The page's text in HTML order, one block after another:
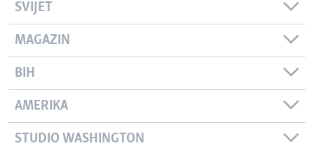
SVIJET
MAGAZIN
BIH
AMERIKA
STUDIO WASHINGTON